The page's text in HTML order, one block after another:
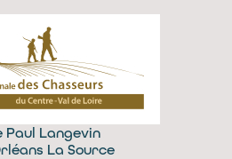
Paul Langevin
La Source